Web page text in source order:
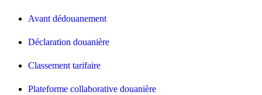
Avant dédouanement
Déclaration douanière
Classement tarifaire
Plateforme collaborative douanière